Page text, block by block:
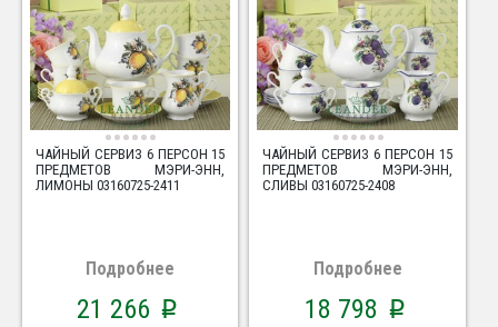
ЧАЙНЫЙ СЕРВИЗ 6 ПЕРСОН 15
ПРЕДМЕТОВ МЭРИ-ЭНН,
ЛИМОНЫ 03160725-2411
Подробнее
21 266 p
ЧАЙНЫЙ СЕРВИЗ 6 ПЕРСОН 15
ПРЕДМЕТОВ МЭРИ-ЭНН,
СЛИВЫ 03160725-2408
Подробнее
18 798 p